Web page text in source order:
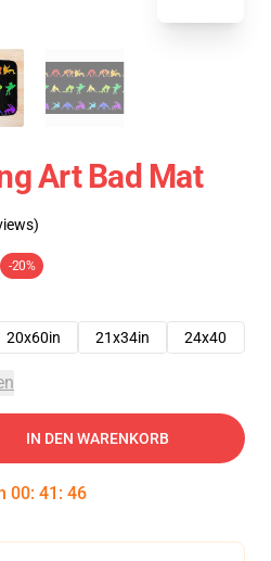
Art Bad Mat
-20%
20x60in 21x34in 24x40
IN DEN WARENKORB
00: 41 : 45